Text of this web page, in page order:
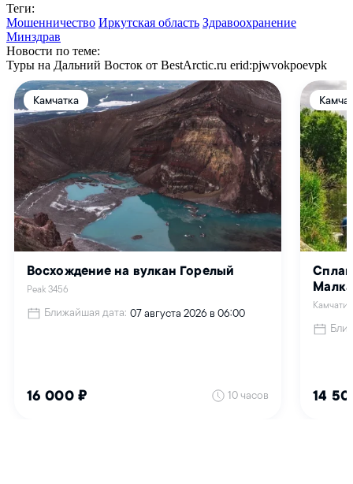
Теги:
Мошенничество Иркутская область Здравоохранение
Минздрав
Новости по теме:
Туры на Дальний Восток от BestArctic.ru erid:pjwvokpoevpk